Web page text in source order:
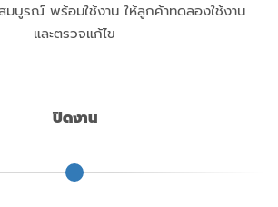
มบูรณ์ พร้อมใช้งาน ให้ลูกค้าทดลองใช้งาน
และตรวจแก้ไข
ปิดงาน